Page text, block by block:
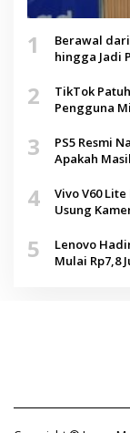
1
Berawal
hingga Jadi
2
TikTok
Pengguna
3
PS5 Resmi
Apakah
4
Vivo V60
Usung
5
Lenovo
Mulai Rp7,8